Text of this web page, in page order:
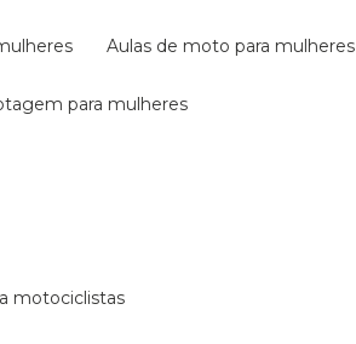
aulas de moto para mulheres
para mulheres
motociclistas